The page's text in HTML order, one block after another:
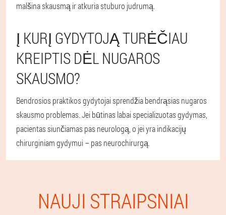
malšina skausmą ir atkuria stuburo judrumą.
Į KURĮ GYDYTOJĄ TURĖČIAU
KREIPTIS DĖL NUGAROS
SKAUSMO?
Bendrosios praktikos gydytojai sprendžia bendrąsias nugaros
skausmo problemas. Jei būtinas labai specializuotas gydymas,
pacientas siunčiamas pas neurologą, o jei yra indikacijų
chirurginiam gydymui – pas neurochirurgą.
NAUJI STRAIPSNIAI